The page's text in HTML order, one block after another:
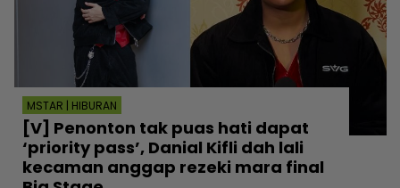
MSTAR | HIBURAN
[V] Penonton tak puas hati dapat
‘priority pass’, Danial Kifli dah lali
kecaman anggap rezeki mara final